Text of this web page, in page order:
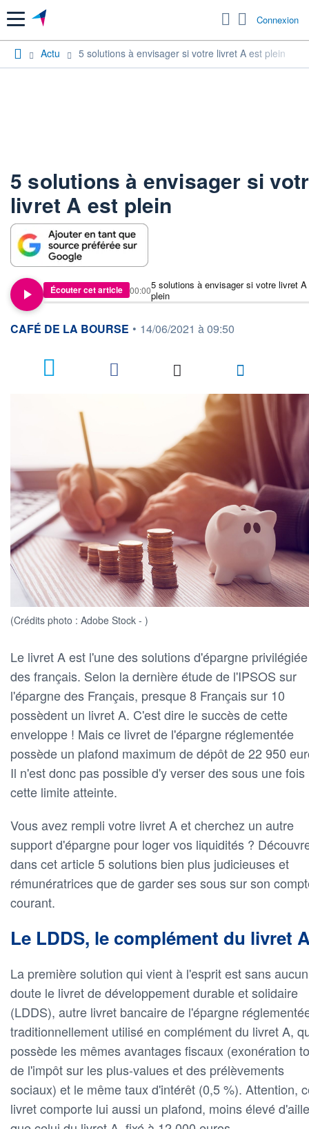
Menu Connexion
Actu 5 solutions à envisager si votre livret A est plein
5 solutions à envisager si
livret A est plein
Écouter cet article
5 solutions à envisager si votre livret
plein
00:00
information fournie par
CAFÉ DE LA BOURSE • 14/06/2021 à 09:50
(Crédits photo : Adobe Stock - )
Le livret A est l'une des solutions d'épargne privilégiée
des français. Selon la dernière étude de l'IPSOS sur
l'épargne des Français, presque 8 Français sur 10
possèdent un livret A. C'est dire le succès de cette
enveloppe ! Mais ce livret de l'épargne réglementée
possède un plafond maximum de dépôt de 22 950
Il n'est donc pas possible d'y verser des sous une fois
cette limite atteinte.
Vous avez rempli votre livret A et cherchez un autre
support d'épargne pour loger vos liquidités ?
dans cet article 5 solutions bien plus judicieuses et
rémunératrices que de garder ses sous sur son
courant.
Le LDDS, le complément du livret
La première solution qui vient à l'esprit est sans aucun
doute le livret de développement durable et solidaire
(LDDS), autre livret bancaire de l'épargne
traditionnellement utilisé en complément du livret A,
possède les mêmes avantages fiscaux (exonération
de l'impôt sur les plus-values et des prélèvements
sociaux) et le même taux d'intérêt (0,5 %). Attention,
livret comporte lui aussi un plafond, moins élevé